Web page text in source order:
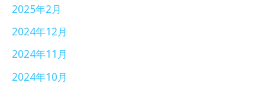
2025年2月
2024年12月
2024年11月
2024年10月